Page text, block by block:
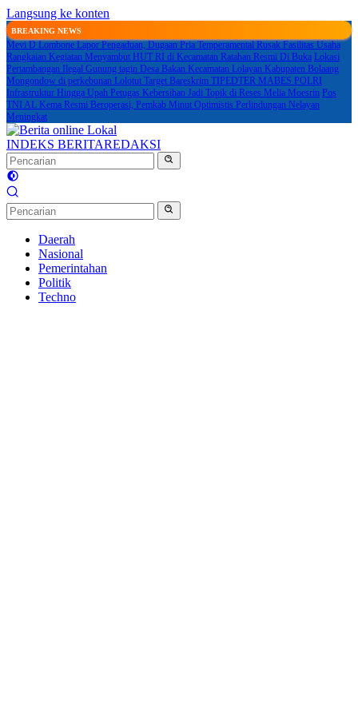
Langsung ke konten
BREAKING NEWS
Mevi D Lombone Lapor Pengaduan, Dugaan Pria Temperamental Rusak Fasilitas Usaha
Rangkaian Kegiatan Menyambut HUT RI di Kecamatan Ratahan Resmi Di Buka Lokasi
Pertambangan Ilegal Gunung tagin Desa Bakan Kecamatan Lolayan Kabupaten Bolaang
Mongondow di perkebunan Lolotut Target Bareskrim TIPEDTER MABES POLRI
Infrastruktur Hingga Upah Petugas Kebersihan Jadi Topik di Reses Melia Moesrin Pos
TNI AL Kema Resmi Beroperasi, Pemkab Minut Optimistis Perlindungan Nelayan
Meningkat
INDEKS BERITAREDAKSI
Daerah
Nasional
Pemerintahan
Politik
Techno